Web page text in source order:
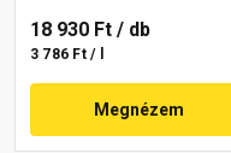
18 930 Ft / db
3 786 Ft / l
Megnézem